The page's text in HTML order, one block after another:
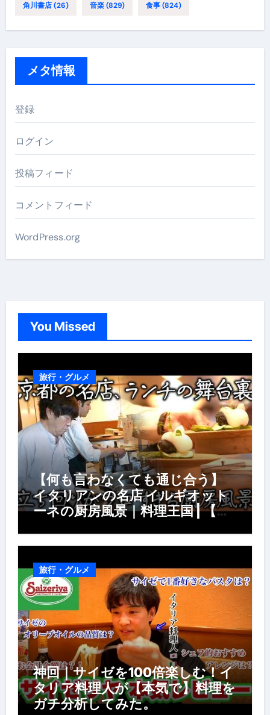
角川書店(26) 音楽(829) 食事(824)
メタ情報
登録
ログイン
投稿フィード
コメントフィード
WordPress.org
You Missed
旅行・グルメ
【何も言わなくても通じ合う】
イタリアンの名店 イルギオット
ーネの厨房風景｜料理王国 | 【厨
風景】
旅行・グルメ
神回｜サイゼを100倍楽しむ！イ
タリア料理人が【本気で】料理を
ガチ分析してみた。